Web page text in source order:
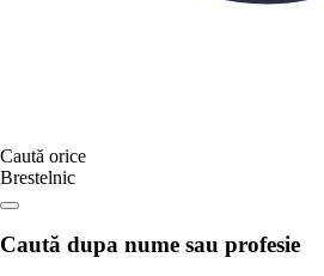
Caută orice
Brestelnic
Caută dupa nume sau profesie